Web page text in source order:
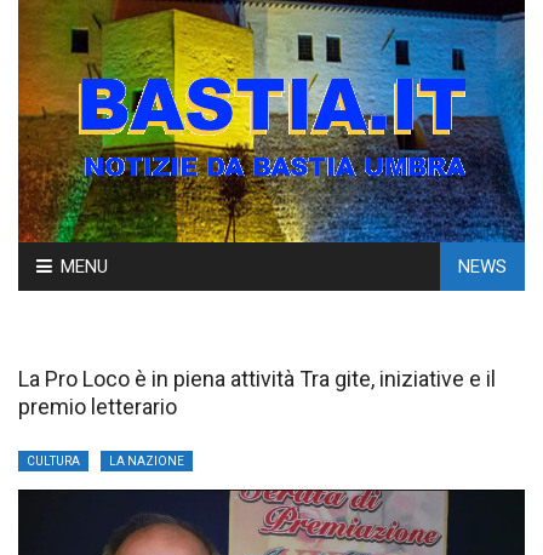
Skip
to
MENU NEWS
La Pro Loco è in piena attività Tra gite, iniziative e il
premio letterario
CULTURA LA NAZIONE